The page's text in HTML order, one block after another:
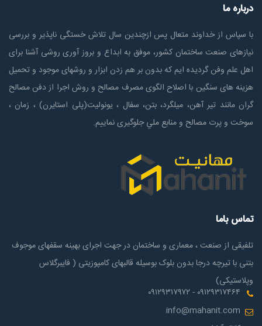
درباره ما
با سپاس از خداوند متعال پس ازچندين سال تلاش خستگی ناپذير و بررسی
نیازهای صنعت ساختمان كشور، موفق به ابداع و بروز آوری روشی آشنا برای
اهل علم وفن گردیده ایم که بدون بر هم زدن ابزار و روشهای موجود و تحمیل
هزینه های سنگین با اصلاح الگوی مصرف مصالح و روش اجرا از دفن مصالح
گران مانند تیر آهن، میلگرد، بتن، سفال ، یونولیت(پلی استايرن) ، زمان ،
سوخت و پرت مصالح و منابع ملي جلوگیری نماییم.
تماس باما
تلفیقی از صنعت ، معماری و ساختمان در جهت اجرای بهینه سقفهای موجوف
بتنی با تیرچه درجا بدون بلوک بوسیله قالبهای کامپوزیتی ( فایبرگلاس
وپلاستیکی)
۰۹۱۲۹۳۱۷۴۶۴ - ۰۹۱۲۹۳۱۷۹۷۲
info@mahanit.com